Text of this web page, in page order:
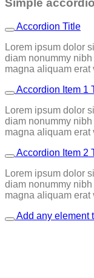
Simple
Accordion Title
Lorem ipsum dolor
diam nonummy
magna aliquam erat
Accordion Item 1
Lorem ipsum dolor
diam nonummy
magna aliquam erat
Accordion Item 2
Lorem ipsum dolor
diam nonummy
magna aliquam erat
Add any element